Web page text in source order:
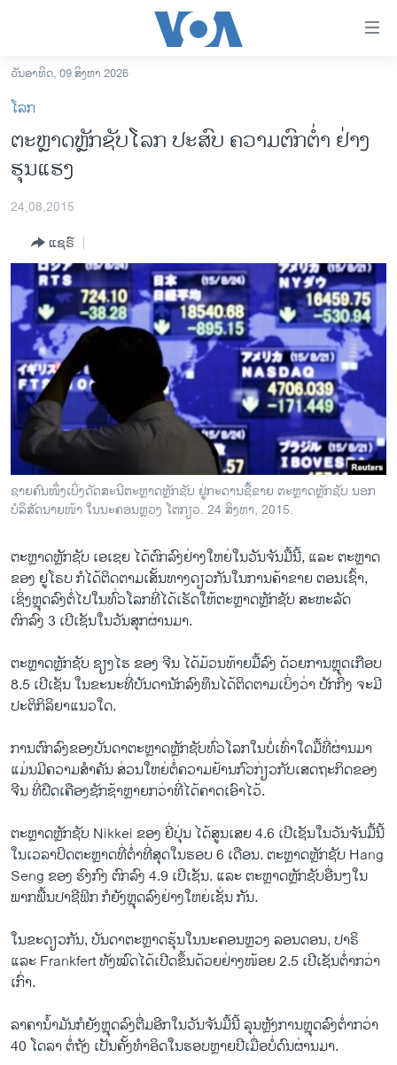
ເຂົ້າ
ຫາ
ຂ້າມ
ຂ້າມ
ຫາ
ອາເມຣິກາ
ການເລືອກຕັ້ງ ປະທານາທີບໍດີ ສະຫະລັດ 2024
ຂ່າວ​ຈີນ
ໂລກ
ເອເຊຍ
ອິດສະຫຼະພາບດ້ານການຂ່າວ
ຊີວິດຊາວລາວ
ຊຸມຊົນຊາວລາວ
ວິທະຍາສາດ-ເທັກໂນໂລຈີ
ທຸລະກິດ
ພາສາອັງກິດ
ວີດີໂອ
ລາຍການກະຈາຍສຽງ
ລາຍງານ
ຕິດຕາມພວກເຮົາ ທີ່
ພາສາຕ່າງໆ
ວັນອາທິດ, 09 ສິງຫາ 2026
ໂລກ
ຕະຫຼາດຫຼັກຊັບໂລກ ປະສົບ ຄວາມຕົກຕ່ຳ ຢ່າງ
ຮຸນແຮງ
24,08,2015
ແຊຣ໌
ຊາຍຄົນໜຶ່ງເບິ່ງດັດສະນີຕະຫຼາດຫຼັກຊັບ ຢູ່ກະດານຊື້ຂາຍ ຕະຫຼາດຫຼັກຊັບ ນອກ
ບໍລິສັດນາຍໜ້າ ໃນນະຄອນຫຼວງ ໂຕກຽວ. 24 ສິງຫາ, 2015.
ຕະຫຼາດ​ຫຼັກ​ຊັບ ​ເອ​ເຊຍ ​ໄດ້​ຕົກລົງ​ຢ່າງໃຫຍ່ໃນ​ວັນ​ຈັນ​ມື້​ນີ້, ​ແລະ ຕະຫຼາດ​
ຂອງ ຢູ​ໂຣບ ກໍ​ໄດ້​ຕິດຕາມ​ເສັ້ນທາງ​ດຽວ​ກັນໃນ​ການ​ຄ້າ​ຂາ​ຍ ຕອນ​ເຊົ້າ, ​
ເຊິ່ງ​ຫຼຸ​ດລົງ​ຕໍ່​ໄປໃນທົ່ວໂລກ​ທີ່​ໄດ້ເຮັດ​ໃຫ້​ຕະຫຼາດ​ຫຼັກ​ຊັບ ສະຫະລັດ
ຕົກລົງ 3 ເປີ​ເຊັນ​ໃນ​ວັນ​ສຸກຜ່ານ​ມາ.
ຕະຫຼາດຫຼັກ​ຊັບ ຊຽງ​ໄຮ ຂອງ ຈີນ ​ໄດ້​ມ້ວນທ້າຍ​ມື້ລົງ​ ດ້ວຍ​ການ​ຫຼຸດ​ເກືອ​ບ
8.5 ​ເປີ​ເ​ຊັນ ​ໃນ​ຂະນະ​ທີ່​ບັນ​ດາ​ນັກ​ລົງທຶນ​ໄດ້ຕິດ​ຕາມເບິ່ງ​ວ່າ ປັກ​ກິ່ງ ​ຈະ​ມີ​
ປະຕິກິລິຍາ​ແນວໃດ.
ການ​ຕົກລົງຂອງ​ບັນດາ​ຕະຫຼາດ​ຫຼັກ​ຊັບທົ່ວ​ໂລກ​ໃນ​ບໍ່​ເທົ່າໃດ​ມື້​ທີ່​ຜ່ານ​ມາ
ແມ່ນມີ​ຄວາ​ມສຳຄັນ ສ່ວນ​ໃຫຍ່​ຕໍ່​ຄວາມ​ຢ້ານ​ກົວກ່ຽວ​ກັບ​ເສດຖະກິດ​ຂອງ
ຈີນ ທີ່​ຝືດເຄື​ອງຊັກຊ້າ​ຫຼາຍ​ກວ່າ​ທີ່​ໄດ້​ຄາດເອົາ​ໄວ້.
ຕະຫຼາດ​ຫຼັກ​ຊັບ Nikkei ຂອງ ຍີ່​ປຸ່ນ ​ໄດ້​ສູນ​ເສຍ 4.6 ​ເປີ​ເຊັນ​ໃນ​ວັນ​ຈັນ​ມື້​ນີ້
ໃນ​ເວລາ​ປິດ​ຕະຫຼາດ​ທີ່​ຕ່ຳ​ທີ່​ສຸດ​ໃນ​ຮອບ 6 ​ເດືອນ. ຕະຫຼາດ​ຫຼັກ​ຊັບ Hang
Seng ຂອງ ຮົງ​ກົງ ຕົກລົງ 4.9 ​ເປີ​ເຊັນ. ​ແລະ ຕະຫຼາດ​ຫຼັກ​ຊັບ​ອື່ນໆ​ໃນ​
ພາກ​ພື້ນ​ປາຊີ​ຟິກ ກໍ​ຍັງຫຼຸດ​ລົງ​ຢ່າງໃຫຍ່​ເຊັ່​ນ ກັນ.
​ໃນ​ຂະ​ດຽວ​ກັນ, ບັນດາ​ຕະຫຼາດ​ຮຸ້ນ​ໃນ​ນະຄອນຫຼວງ ລອນດອນ, ປາຣິ ​
ແລະ Frankfert ທັງ​ໝົດ​ໄດ້​ເປີດຂຶ້ນ​ດ້ວຍຢ່າງ​ໜ້ອຍ 2.5 ​ເປີ​ເຊັນ​ຕ່ຳ​ກວ່າ​
ເກົ່າ.
ລາ​ຄາ​ນ້ຳມັນ​ກໍ​ຍັງ​ຫຼຸດ​ລົງຕື່ມ​ອີກໃນ​ວັນ​ຈັນ​ມື້​ນີ້ ລຸນ​ຫຼັງການຫຼຸດ​ລົງຕ່ຳ​ກວ່າ
40 ​ໂດ​ລາ ຕໍ່ຖັງ ເປັນ​ຄັ້ງ​ທຳ​ອິດ​ໃນ​ຮອບ​ຫຼາຍ​ປີເມື່ອ​ບໍ່​ດົນ​ຜ່າ​ນມາ.